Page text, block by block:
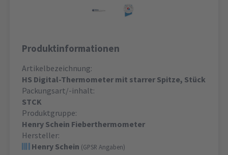
Produktinformationen
Artikelbezeichnung:
HS Digital-Thermometer mit starrer Spitze, Stück
Packungsart/-inhalt:
STCK
Produktgruppe:
Henry Schein Fieberthermometer
Hersteller:
Henry Schein (GPSR Angaben)